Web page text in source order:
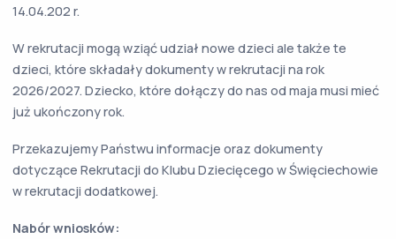
14.04.202 r.
W rekrutacji mogą wziąć udział nowe dzieci ale także te
dzieci, które składały dokumenty w rekrutacji na rok
2026/2027. Dziecko, które dołączy do nas od maja musi mieć
już ukończony rok.
Przekazujemy Państwu informacje oraz dokumenty
dotyczące Rekrutacji do Klubu Dziecięcego w Święciechowie
w rekrutacji dodatkowej.
Nabór wniosków: